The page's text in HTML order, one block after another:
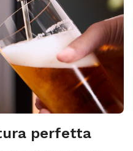
perfetta